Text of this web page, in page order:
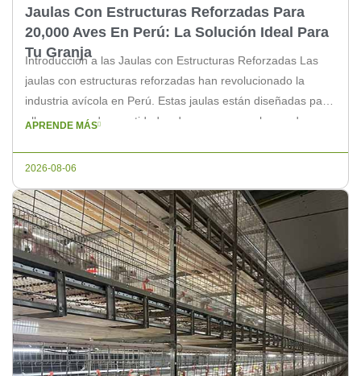
Jaulas Con Estructuras Reforzadas Para
20,000 Aves En Perú: La Solución Ideal Para
Tu Granja
Introducción a las Jaulas con Estructuras Reforzadas Las
jaulas con estructuras reforzadas han revolucionado la
industria avícola en Perú. Estas jaulas están diseñadas para
albergar grandes cantidades de aves, como el caso de
las aves de engorde. Beneficios de las Jaulas con
APRENDE MÁS
2026-08-06